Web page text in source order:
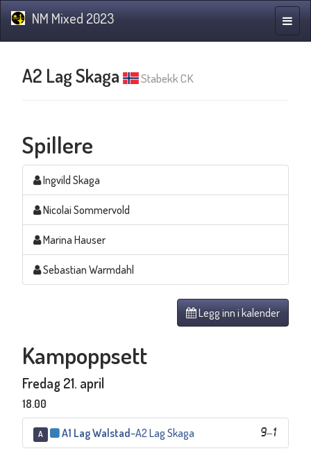
NM Mixed 2023
A2 Lag Skaga Stabekk CK
Spillere
Ingvild Skaga
Nicolai Sommervold
Marina Hauser
Sebastian Warmdahl
Legg inn i kalender
Kampoppsett
Fredag 21. april
18.00
A 9–1
A1 Lag Walstad–A2 Lag Skaga